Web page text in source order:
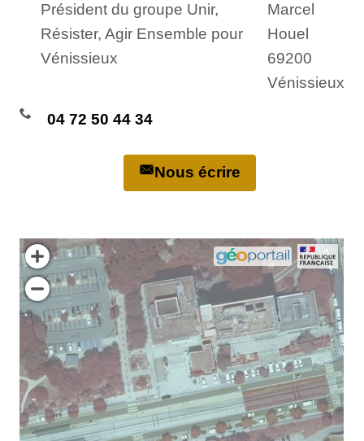
Président du groupe Unir,
Résister, Agir Ensemble pour
Vénissieux
Marcel
Houel
69200
Vénissieux
04 72 50 44 34
Nous écrire